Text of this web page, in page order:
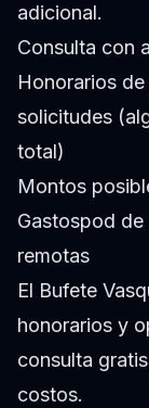
adicional.
Consulta con
Honorarios
solicitudes
total)
Montos
Gastospod
remotas
El Bufete
honorarios y
consulta gratis
costos.